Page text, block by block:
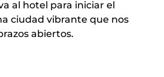
al hotel para iniciar el
ciudad vibrante que nos
abiertos.